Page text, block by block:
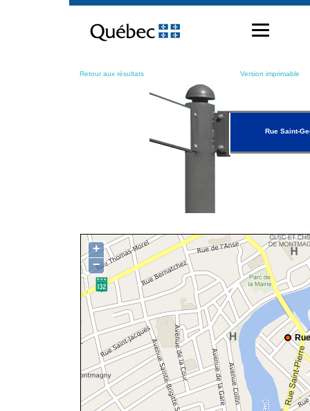
contenu
Retour aux résultats Version imprimable
Rue Saint-
+
−